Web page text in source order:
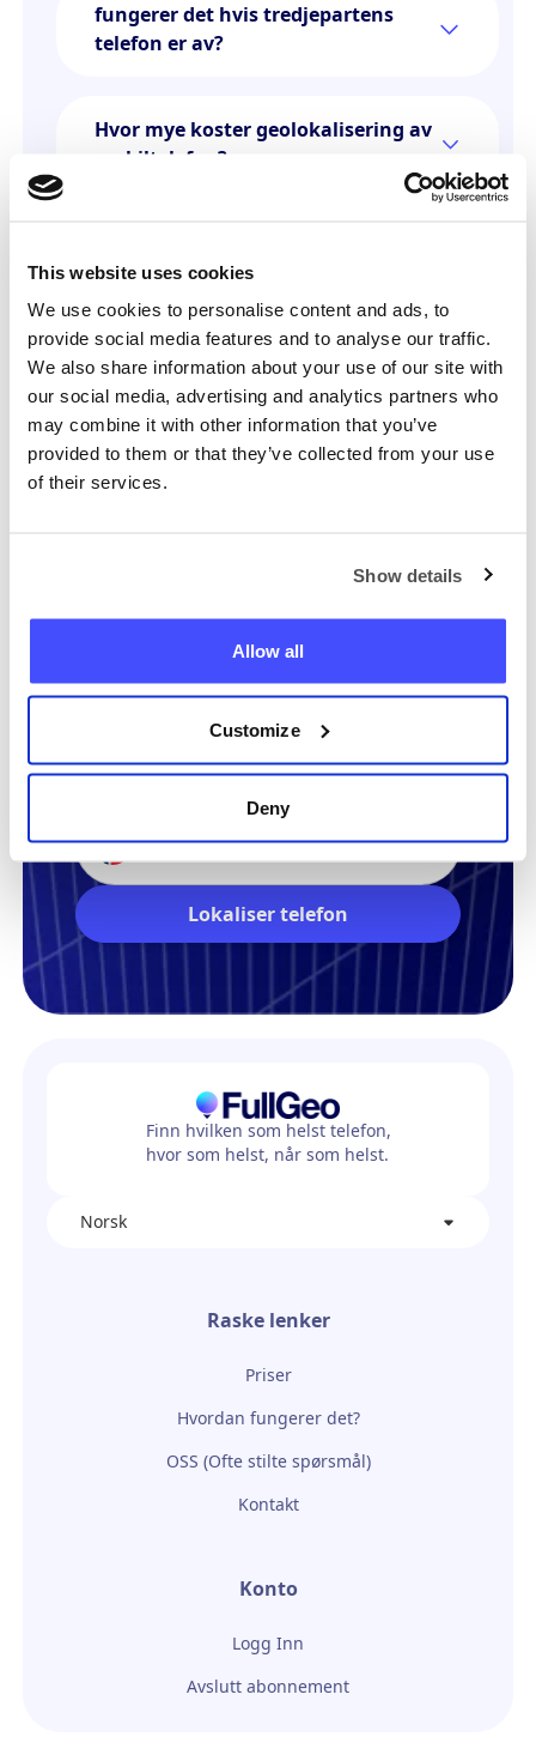
This website uses cookies
We use cookies to personalise content and ads, to
provide social media features and to analyse our traffic.
We also share information about your use of our site with
our social media, advertising and analytics partners who
may combine it with other information that you’ve
provided to them or that they’ve collected from your use
of their services.
Show details
Allow all
Customize
Deny
fungerer det hvis tredjepartens
telefon er av?
Hvor mye koster geolokalisering av
mobiltelefon?
Hvordan kan jeg si opp
abonnementet mitt?
Har du fortsatt et spørsmål?
Lokalisér hvilken som helst
telefon nå
+47
Lokaliser telefon
Finn hvilken som helst telefon,
hvor som helst, når som helst.
Norsk
Raske lenker
Priser
Hvordan fungerer det?
OSS (Ofte stilte spørsmål)
Kontakt
Konto
Logg Inn
Avslutt abonnement